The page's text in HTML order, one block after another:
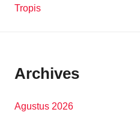
Tropis
Archives
Agustus 2026